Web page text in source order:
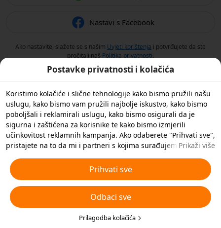
Nastavi s Facebook
Ako nastavite, slažete se s našim Uvjeti korištenja i potvrđujete da ste
pročitali naš Politika privatnosti.
Postavke privatnosti i kolačića
Koristimo kolačiće i slične tehnologije kako bismo pružili našu
uslugu, kako bismo vam pružili najbolje iskustvo, kako bismo
poboljšali i reklamirali uslugu, kako bismo osigurali da je
sigurna i zaštićena za korisnike te kako bismo izmjerili
učinkovitost reklamnih kampanja. Ako odaberete "Prihvati sve",
pristajete na to da mi i partneri s kojima surađujemo
oglašavanja. Također možete 'Odbiti sve' nebitne kolačiće ili
odabrati koje vrste kolačića želite prihvatiti ili onemogućiti
klikom na 'Prilagodi kolačiće' ispod ili u bilo kojem trenutku u
svojim postavkama privatnosti. Za više pojedinosti pogledajte
našaPravila o kolačićima i sličnim tehnologijama.
Prikaži više
Prihvati sve
Odbaci sve
Prilagodba kolačića